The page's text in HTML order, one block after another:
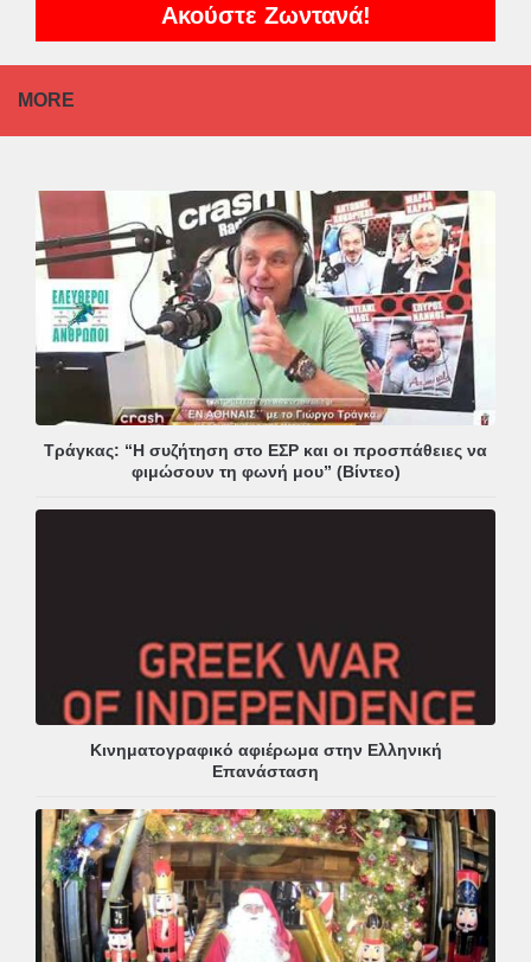
Ακούστε Ζωντανά!
MORE
Τράγκας: “Η συζήτηση στο ΕΣΡ και οι προσπάθειες να
φιμώσουν τη φωνή μου” (Βίντεο)
Κινηματογραφικό αφιέρωμα στην Ελληνική
Επανάσταση